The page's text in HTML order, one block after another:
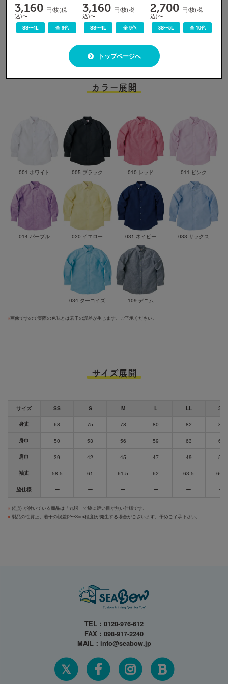
ウェア本体の税込価格です。プリント代金、送料などは含まれません。
割引適用価格は、早割と学割を併用した場合のウェア本体の単価となります。詳しくは
ら適用条件をご確認ください。
無地注文、バッグ・タオル・キャップ等は、割引の対象外です。
カラー展開
001 ホワイト 005 ブラック 010 レッド 011 ピンク
014 パープル 020 イエロー 031 ネイビー 033 サックス
034 ターコイズ 109 デニム
※画像ですので実際の色味とは若干の誤差が生じます。ご了承ください。
サイズ展開
サイズ SS S M L LL 3L
身丈 68 75 78 80 82 84
身巾 50 53 56 59 63 67
肩巾 39 42 45 47 49 51
袖丈 58.5 61 61.5 62 63.5 64.5
脇仕様
※ (
) が付いている商品は「丸胴」で脇に縫い目が無い仕様です。
※ 製品の性質上、若干の誤差(2〜3cm程度)が発生する場合がございます。予めご了承下さい。
3,160 円/枚(税
込)〜
SS〜4L 全 9色
3,160 円/枚(税
込)〜
SS〜4L 全 9色
2,700 円/枚(税
込)〜
3S〜5L 全 10色
トップページへ
TEL： 0120-976-612
FAX：098-917-2240
MAIL： info@seabow.jp
𝕏